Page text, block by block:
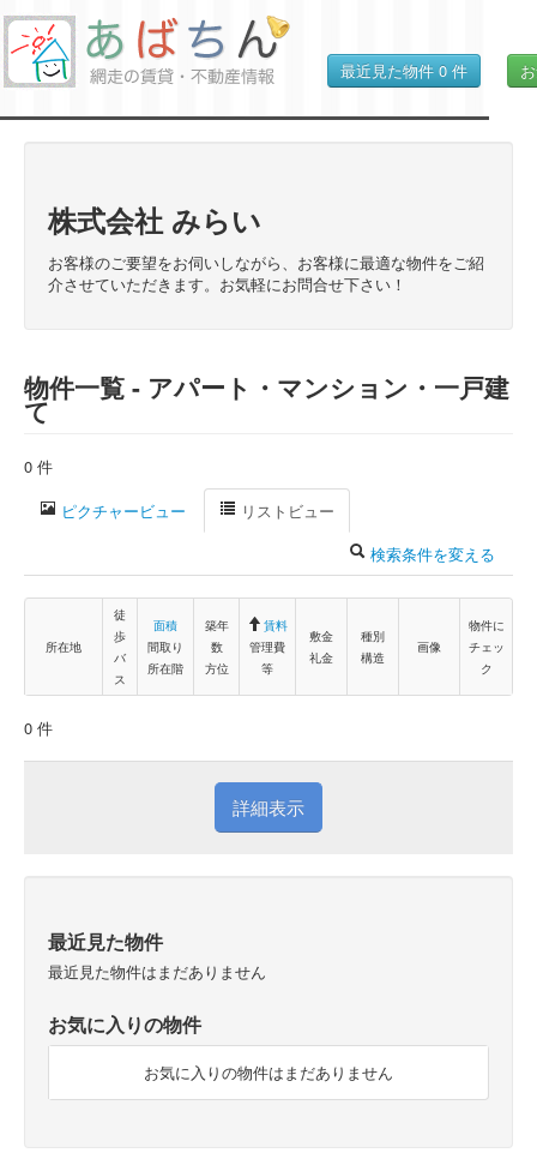
最近見た物件 0 件
株式会社 みらい
お客様のご要望をお伺いしながら、お客様に最適な物件をご紹
介させていただきます。お気軽にお問合せ下さい！
物件一覧 - アパート・マンション・一戸建
て
0 件
ピクチャービュー
リストビュー
検索条件を変える
所在地
徒
歩
バ
ス
面積
間取り
所在階
築年
数
方位
賃料
管理費
等
敷金
礼金
種別
構造
画像
物件に
チェッ
ク
0 件
詳細表示
最近見た物件
最近見た物件はまだありません
お気に入りの物件
お気に入りの物件はまだありません